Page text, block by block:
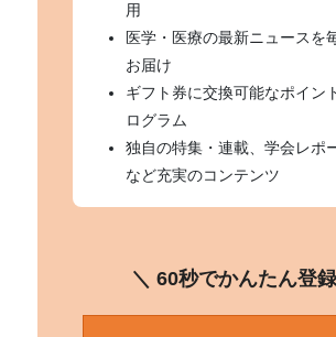
用
医学・医療の最新ニュースを
お届け
ギフト券に交換可能なポイン
ログラム
独自の特集・連載、学会レポ
など充実のコンテンツ
＼ 60秒でかんたん登